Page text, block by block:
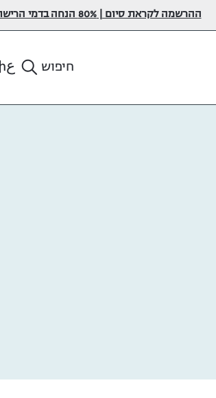
ההרשמה לקראת סיום | 80% הנחה בדמי הרישום
חיפוש ع